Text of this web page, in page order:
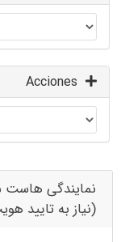
(نیاز به تایید